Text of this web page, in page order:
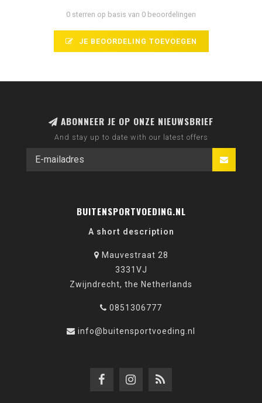
0 sterren op basis van 0 beoordelingen
JE BEOORDELING TOEVOEGEN
ABONNEER JE OP ONZE NIEUWSBRIEF
And stay up to date with our latest offers
BUITENSPORTVOEDING.NL
A short description
Mauvestraat 28
3331VJ
Zwijndrecht, the Netherlands
0851306777
info@buitensportvoeding.nl